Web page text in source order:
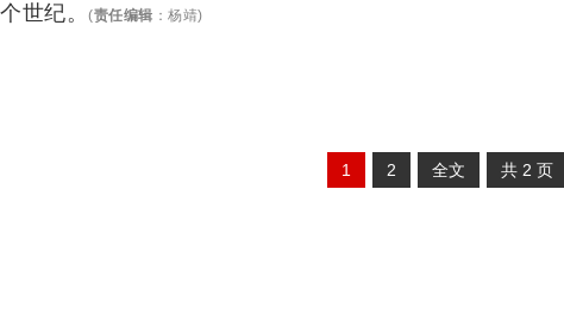
个世纪。
(责任编辑 ： 杨靖)
1 2 全文 共 2 页